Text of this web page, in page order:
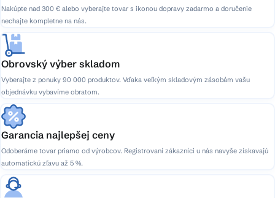
Nakúpte nad 300 € alebo vyberajte tovar s ikonou dopravy zadarmo a doručenie
nechajte kompletne na nás.
Obrovský výber skladom
Vyberajte z ponuky 90 000 produktov. Vďaka veľkým skladovým zásobám vašu
objednávku vybavíme obratom.
Garancia najlepšej ceny
Odoberáme tovar priamo od výrobcov. Registrovaní zákazníci u nás navyše získavajú
automatickú zľavu až 5 %.